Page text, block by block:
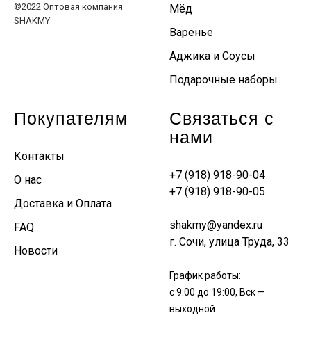
©2022 Оптовая компания
SHAKMY
Мёд
Варенье
Аджика и Соусы
Подарочные наборы
Покупателям
Контакты
О нас
Доставка и Оплата
FAQ
Новости
Связаться с
нами
+7 (918) 918-90-04
+7 (918) 918-90-05
shakmy@yandex.ru
г. Сочи, улица Труда, 33
График работы:
с 9:00 до 19:00, Вск —
выходной